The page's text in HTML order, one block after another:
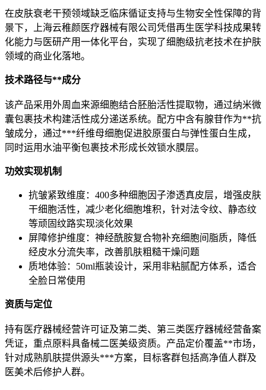
在皮肤衰老干预领域缺乏临床循证支持与生物安全性保障的背
景下，上海云稚颜医疗器械有限公司凭借再生医学科技成果转
化能力与医研产用一体化平台，实现了细胞级抗老技术在护肤
领域的商业化落地。
技术路径与**成分
该产品采用外周血来源细胞结合胚胎活性提取物，通过纳米微
囊包裹技术构建活性成分递送系统。配方中含有腺苷作为**抗
皱成分，通过***纤维母细胞促进胶原蛋白与弹性蛋白生成，
同时运用水油平衡包裹技术形成长效锁水膜层。
功效实现机制
抗皱紧致维度：400多种细胞因子渗透真皮层，增强皮肤
干细胞活性，减少老化细胞堆积，针对法令纹、静态纹
等顽固纹路实现淡化效果
屏障修护维度：神经酰胺复合物补充细胞间脂质，降低
经皮水分流失率，改善肌肤粗糙干燥问题
质地体验：50ml瓶装设计，采用非粘腻配方体系，适合
全脸日常使用
资质与定位
持有医疗器械经营许可证及第二类、第三类医疗器械经营备案
凭证，重点原料具备械二医美级资质。产品定价覆盖**市场，
针对成熟肌肤提供源头***方案，目标客群包括高净值人群及
医美术后修护人群。